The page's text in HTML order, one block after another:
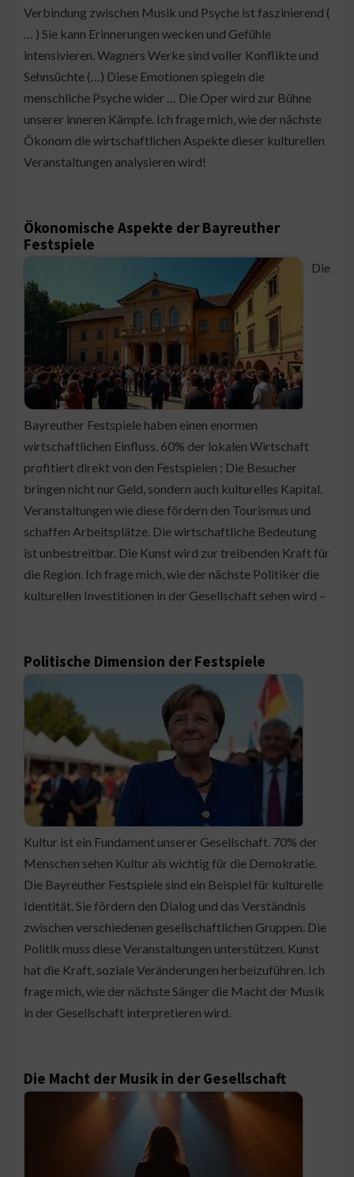
Verbindung zwischen Musik und Psyche ist faszinierend (
… ) Sie kann Erinnerungen wecken und Gefühle
intensivieren. Wagners Werke sind voller Konflikte und
Sehnsüchte (…) Diese Emotionen spiegeln die
menschliche Psyche wider … Die Oper wird zur Bühne
unserer inneren Kämpfe. Ich frage mich, wie der nächste
Ökonom die wirtschaftlichen Aspekte dieser kulturellen
Veranstaltungen analysieren wird!
Ökonomische Aspekte der Bayreuther
Festspiele
Die
Bayreuther Festspiele haben einen enormen
wirtschaftlichen Einfluss. 60% der lokalen Wirtschaft
profitiert direkt von den Festspielen ; Die Besucher
bringen nicht nur Geld, sondern auch kulturelles Kapital.
Veranstaltungen wie diese fördern den Tourismus und
schaffen Arbeitsplätze. Die wirtschaftliche Bedeutung
ist unbestreitbar. Die Kunst wird zur treibenden Kraft für
die Region. Ich frage mich, wie der nächste Politiker die
kulturellen Investitionen in der Gesellschaft sehen wird –
Politische Dimension der Festspiele
Kultur ist ein Fundament unserer Gesellschaft. 70% der
Menschen sehen Kultur als wichtig für die Demokratie.
Die Bayreuther Festspiele sind ein Beispiel für kulturelle
Identität. Sie fördern den Dialog und das Verständnis
zwischen verschiedenen gesellschaftlichen Gruppen. Die
Politik muss diese Veranstaltungen unterstützen. Kunst
hat die Kraft, soziale Veränderungen herbeizuführen. Ich
frage mich, wie der nächste Sänger die Macht der Musik
in der Gesellschaft interpretieren wird.
Die Macht der Musik in der Gesellschaft